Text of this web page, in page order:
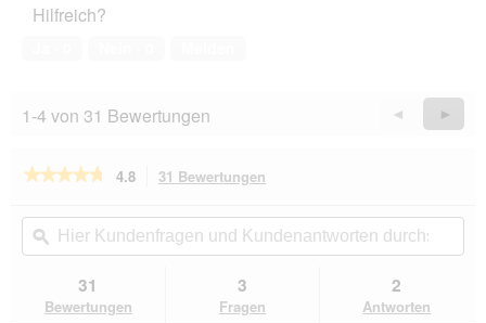
Hilfreich?
1-4 von 31 Bewertungen
Zurück
Reviews
◄
Weiter
►
★★★★★
★★★★★
5
lesen
animonda
4.8 31 Bewertungen
Aktion
navigierst
du
Hier
Kundenfragen
und
Kundenantworten
durchsuchen
ϙ
31
Bewertungen
3
Fragen
2
Antworten